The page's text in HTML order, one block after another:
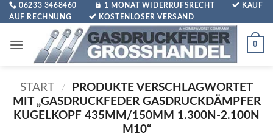
Zum
Inhalt
06233 3468460 1 MONAT WIDERRUFSRECHT
KAUF
AUF RECHNUNG
KOSTENLOSER VERSAND
0
START /
PRODUKTE VERSCHLAGWORTET
MIT „GASDRUCKFEDER GASDRUCKDÄMPFER
KUGELKOPF 435MM/150MM 1.300N-2.100N
M10“